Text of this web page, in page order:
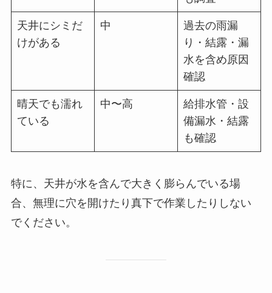
天井にシミだ
けがある
中
過去の雨漏
り・結露・漏
水を含め原因
確認
晴天でも濡れ
ている
中〜高
給排水管・設
備漏水・結露
も確認
特に、天井が水を含んで大きく膨らんでいる場
合、無理に穴を開けたり真下で作業したりしない
でください。